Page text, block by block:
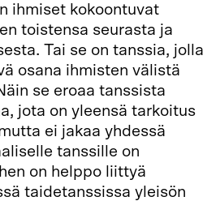
ihmiset kokoontuvat
toistensa seurasta ja
Tai se on tanssia, jolla
osana ihmisten välistä
se eroaa tanssista
jota on yleensä tarkoitus
ei jakaa yhdessä
tanssille on
on helppo liittyä
taidetanssissa yleisön